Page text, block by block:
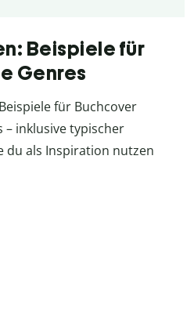
Beispiele für
Genres
für Buchcover
inklusive typischer
du als Inspiration nutzen